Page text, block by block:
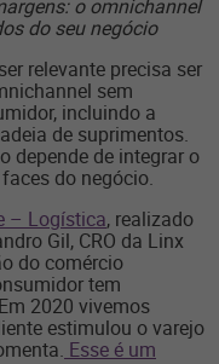
o omnichannel
do seu negócio
relevante precisa ser
sem
incluindo a
de suprimentos.
depende de integrar o
do negócio.
– Logística, realizado
Gil, CRO da Linx
do comércio
tem
2020 vivemos
estimulou o varejo
Esse é um